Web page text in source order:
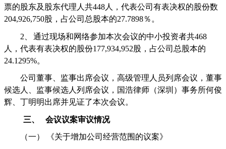
票的股东及股东代理人共448人，代表公司有表决权的股份数
204,926,750股，占公司总股本的27.7898％。
2、 通过现场和网络参加本次会议的中小投资者共468
人，代表有表决权的股份177,934,952股，占公司总股本的
24.1295%。
公司董事、监事出席会议，高级管理人员列席会议，董事
候选人、监事候选人列席会议，国浩律师（深圳）事务所何俊
辉、丁明明出席并见证了本次会议。
三、 会议议案审议情况
（一） 《关于增加公司经营范围的议案》